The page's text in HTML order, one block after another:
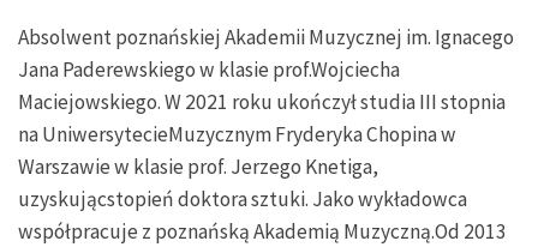
Absolwent poznańskiej Akademii Muzycznej im. Ignacego
Jana Paderewskiego w klasie prof.Wojciecha
Maciejowskiego. W 2021 roku ukończył studia III stopnia
na UniwersytecieMuzycznym Fryderyka Chopina w
Warszawie w klasie prof. Jerzego Knetiga,
uzyskującstopień doktora sztuki. Jako wykładowca
współpracuje z poznańską Akademią Muzyczną.Od 2013